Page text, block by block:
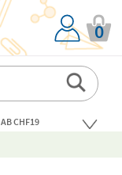
0
AB CHF19